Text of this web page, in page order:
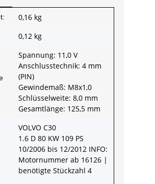
0,16 kg
0,12 kg
Spannung: 11,0 V
Anschlusstechnik: 4 mm
(PIN)
Gewindemaß: M8x1,0
Schlüsselweite: 8,0 mm
Gesamtlänge: 125,5 mm
VOLVO C30
1.6 D 80 KW 109 PS
10/2006 bis 12/2012 INFO:
Motornummer ab 16126 |
benötigte Stückzahl 4